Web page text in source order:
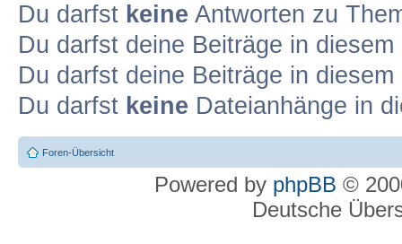
Du darfst keine Antworten zu
Du darfst deine Beiträge in
Du darfst deine Beiträge in
Du darfst keine Dateianhänge in
Foren-Übersicht
Powered by phpBB ©
Deutsche